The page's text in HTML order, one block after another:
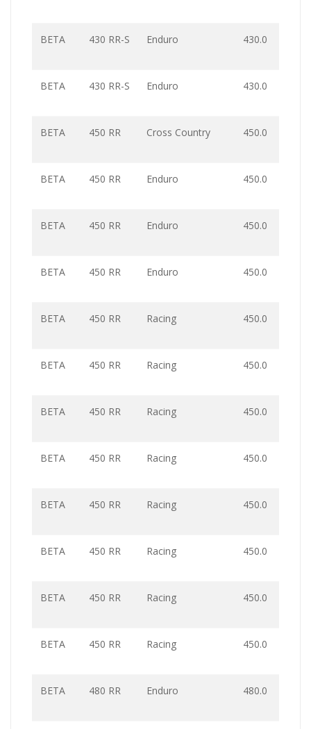
BETA 430 RR-S Enduro 430.0
BETA 430 RR-S Enduro 430.0
BETA 450 RR Cross Country 450.0
BETA 450 RR Enduro 450.0
BETA 450 RR Enduro 450.0
BETA 450 RR Enduro 450.0
BETA 450 RR Racing 450.0
BETA 450 RR Racing 450.0
BETA 450 RR Racing 450.0
BETA 450 RR Racing 450.0
BETA 450 RR Racing 450.0
BETA 450 RR Racing 450.0
BETA 450 RR Racing 450.0
BETA 450 RR Racing 450.0
BETA 480 RR Enduro 480.0